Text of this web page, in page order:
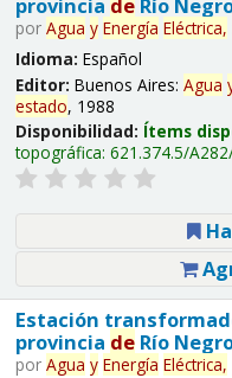
por Agua y Energía Eléctrica,
Idioma: Español
Editor: Buenos Aires: Agua
estado, 1988
Disponibilidad: Ítems
topográfica: 621.374.5/
Estación
provincia deRío
por Agua y Energía Eléctrica,